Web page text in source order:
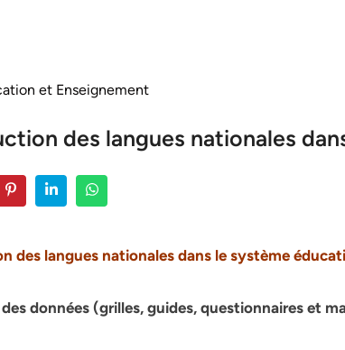
et Enseignement
des langues nationales
des langues nationales dans le système
données (grilles, guides, questionnaires et